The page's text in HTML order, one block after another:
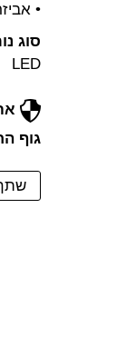
•
סוג
LED
גוף